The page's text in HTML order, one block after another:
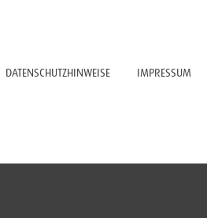
DATENSCHUTZHINWEISE IMPRESSUM